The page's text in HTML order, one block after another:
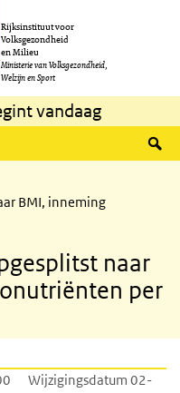
Rijksinstituut voor
Volksgezondheid
en Milieu
Ministerie van Volksgezondheid,
Welzijn en Sport
vandaag
BMI, inneming
naar
per
Wijzigingsdatum 02-